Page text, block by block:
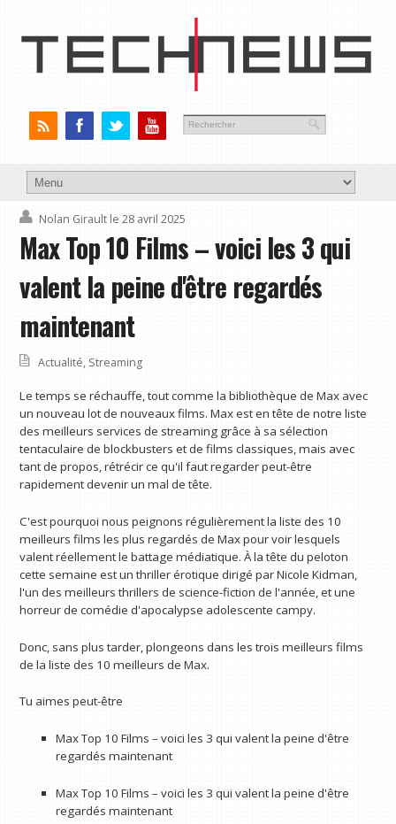
Nolan Girault le 28 avril 2025
Max Top 10 Films – voici les 3 qui
valent la peine d'être regardés
maintenant
Actualité, Streaming
Le temps se réchauffe, tout comme la bibliothèque de Max avec
un nouveau lot de nouveaux films. Max est en tête de notre liste
des meilleurs services de streaming grâce à sa sélection
tentaculaire de blockbusters et de films classiques, mais avec
tant de propos, rétrécir ce qu'il faut regarder peut-être
rapidement devenir un mal de tête.
C'est pourquoi nous peignons régulièrement la liste des 10
meilleurs films les plus regardés de Max pour voir lesquels
valent réellement le battage médiatique. À la tête du peloton
cette semaine est un thriller érotique dirigé par Nicole Kidman,
l'un des meilleurs thrillers de science-fiction de l'année, et une
horreur de comédie d'apocalypse adolescente campy.
Donc, sans plus tarder, plongeons dans les trois meilleurs films
de la liste des 10 meilleurs de Max.
Tu aimes peut-être
Max Top 10 Films – voici les 3 qui valent la peine d'être
regardés maintenant
Max Top 10 Films – voici les 3 qui valent la peine d'être
regardés maintenant